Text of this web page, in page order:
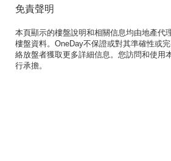
免責聲明
本頁顯示的樓盤說明和相關信息均由地產代
樓盤資料。OneDay不保證或對其準確性或
絡放盤者獲取更多詳細信息。您訪問和使用
行承擔。